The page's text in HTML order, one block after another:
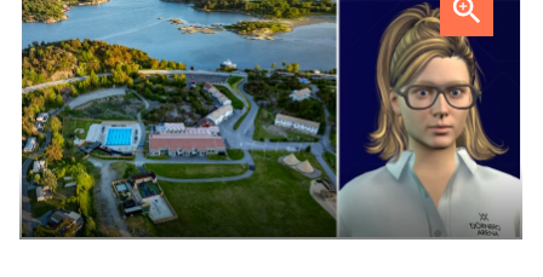
AI-medarbetaren Katja tillträdde i tjänst i april.